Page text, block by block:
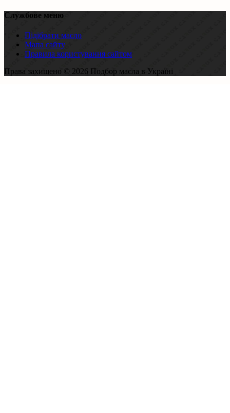
Службове меню
Підібрати масло
Мапа сайту
Правила користування сайтом
Права захищено © 2026 Подбор масла в Україні